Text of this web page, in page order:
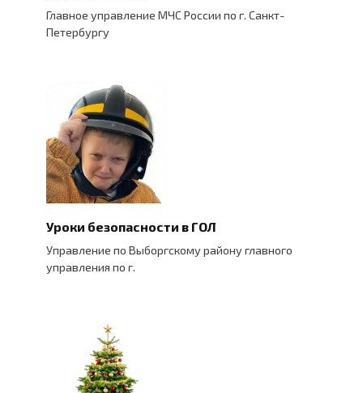
Главное управление МЧС России по г. Санкт-
Петербургу
Уроки безопасности в ГОЛ
Управление по Выборгскому району главного
управления по г.